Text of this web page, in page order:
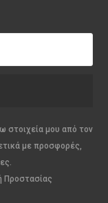
στοιχεία μου από τον
με προσφορές,
Προστασίας